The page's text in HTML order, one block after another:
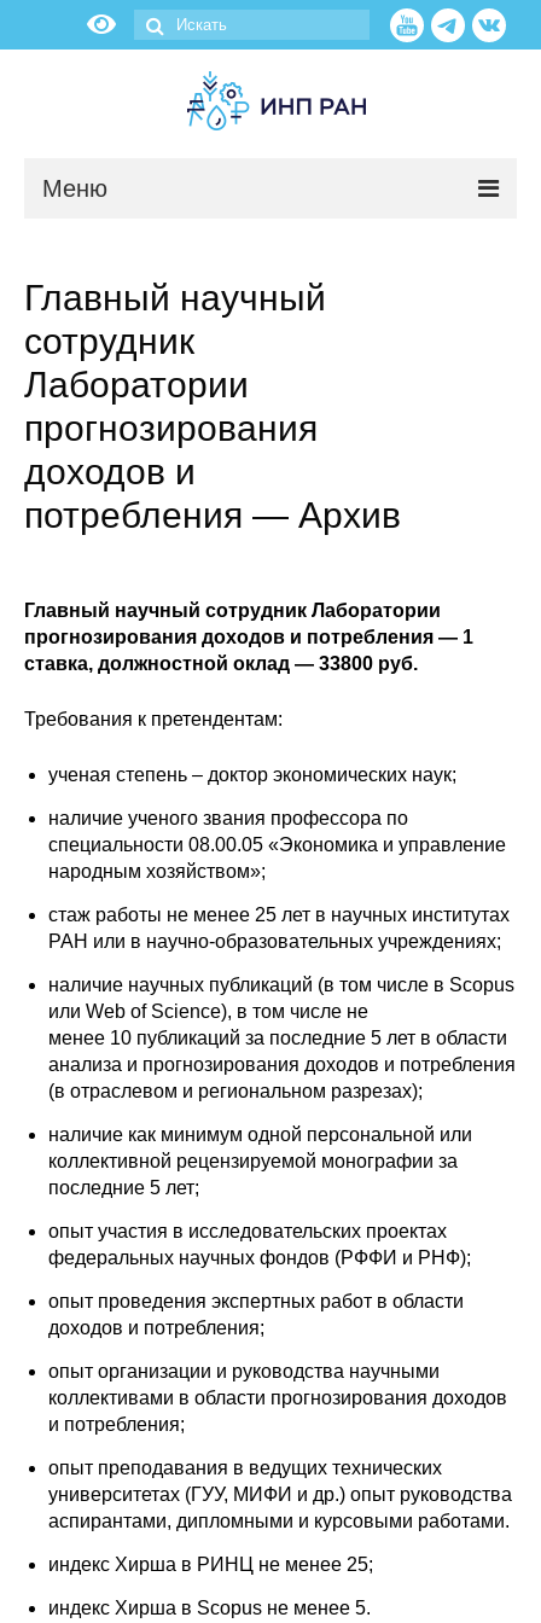
Меню
О нас
Об институте
Научные подразделения
Администрация
Отчетность
Противодействие коррупции
Материалы для СМИ
Публикации
Научная жизнь
Проблемы прогнозирования
О журнале
Номера журналов
Информация для авторов
Общие требования
О журнале
Редакционная этика
Информация для авторов
Главный научный
сотрудник
Лаборатории
прогнозирования
доходов и
потребления — Архив
Главный научный сотрудник Лаборатории
прогнозирования доходов и потребления — 1
ставка, должностной оклад — 33800 руб.
Требования к претендентам:
ученая степень – доктор экономических наук;
наличие ученого звания профессора по
специальности 08.00.05 «Экономика и управление
народным хозяйством»;
стаж работы не менее 25 лет в научных институтах
РАН или в научно-образовательных учреждениях;
наличие научных публикаций (в том числе в Scopus
или Web of Science), в том числе не
менее 10 публикаций за последние 5 лет в области
анализа и прогнозирования доходов и потребления
(в отраслевом и региональном разрезах);
наличие как минимум одной персональной или
коллективной рецензируемой монографии за
последние 5 лет;
опыт участия в исследовательских проектах
федеральных научных фондов (РФФИ и РНФ);
опыт проведения экспертных работ в области
доходов и потребления;
опыт организации и руководства научными
коллективами в области прогнозирования доходов
и потребления;
опыт преподавания в ведущих технических
университетах (ГУУ, МИФИ и др.) опыт руководства
аспирантами, дипломными и курсовыми работами.
индекс Хирша в РИНЦ не менее 25;
индекс Хирша в Scopus не менее 5.